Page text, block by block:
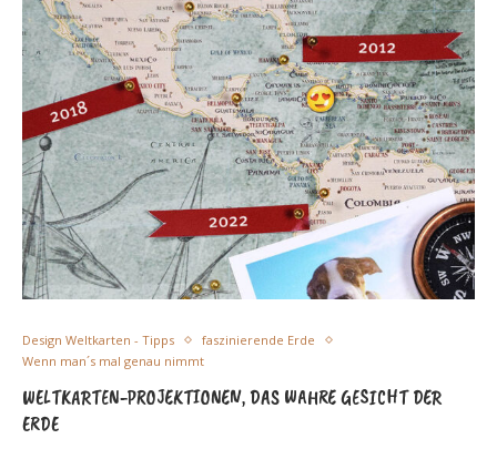
Design Weltkarten - Tipps
faszinierende Erde
Wenn man´s mal genau nimmt
WELTKARTEN-PROJEKTIONEN, DAS WAHRE GESICHT DER
ERDE